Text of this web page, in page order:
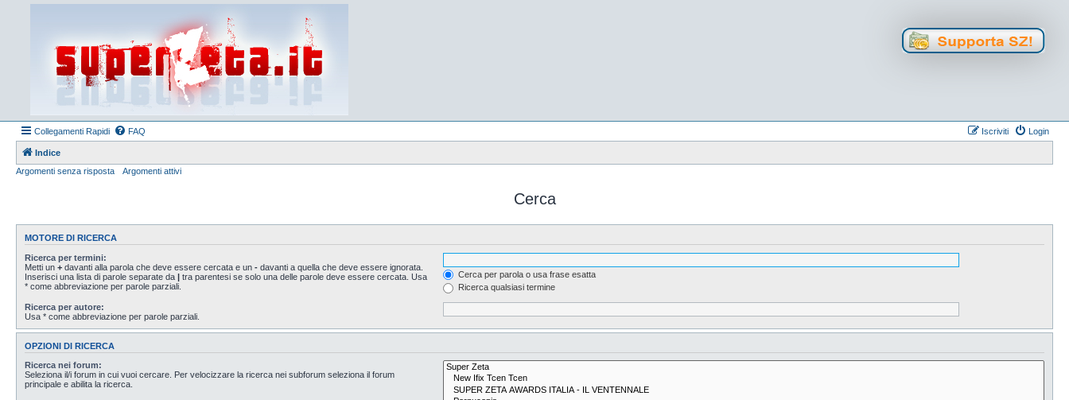
Collegamenti Rapidi FAQ Login
Iscriviti
Indice
Argomenti senza risposta
Argomenti attivi
Cerca
MOTORE DI RICERCA
Ricerca per termini:
Metti un + davanti alla parola che deve essere cercata e un - davanti a quella che deve essere ignorata.
Inserisci una lista di parole separate da | tra parentesi se solo una delle parole deve essere cercata. Usa
* come abbreviazione per parole parziali.
Cerca per parola o usa frase esatta
Ricerca qualsiasi termine
Ricerca per autore:
Usa * come abbreviazione per parole parziali.
OPZIONI DI RICERCA
Ricerca nei forum:
Seleziona il/i forum in cui vuoi cercare. Per velocizzare la ricerca nei subforum seleziona il forum
principale e abilita la ricerca.